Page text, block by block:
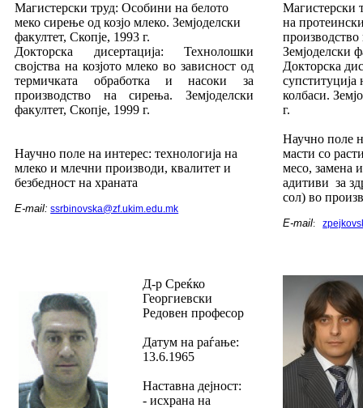
Магистерски труд: Особини на белото
меко сирење од козјо млеко. Земјоделски
факултет, Скопје, 1993 г.
Докторска дисертација: Технолошки
својства на козјото млеко во зависност од
термичката обработка и насоки за
производство на сирења. Земјоделски
факултет, Скопје, 1999 г.
Научно поле на интерес: технологија на
млеко и млечни производи, квалитет и
безбедност на храната
E-mail: ssrbinovska@zf.ukim.edu.mk
Магистерски
на
производство
Земјоделски
Докторска
колбаси.
г.
Научно поле
масти со
месо, замена
адитиви за
сол) во
E-mail:
Д-р Среќко
Георгиевски
Редовен професор
Датум на раѓање:
13.6.1965
Наставна дејност:
- исхрана на